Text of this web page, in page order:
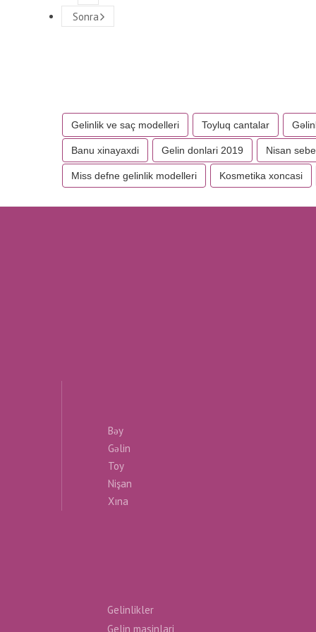
Sonra
Gelinlik ve saç modelleri Toyluq cantalar
Banu xinayaxdi Gelin donlari 2019 Nisan
Miss defne gelinlik modelleri Kosmetika xoncasi
Bəy
Gəlin
Toy
Nişan
Xına
Gelinlikler
Gelin masinlari